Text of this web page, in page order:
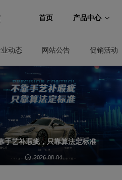
首页 产品中心
动态 网站公告 促销活动
手艺补瑕疵，只靠算法定标准
2026-08-04